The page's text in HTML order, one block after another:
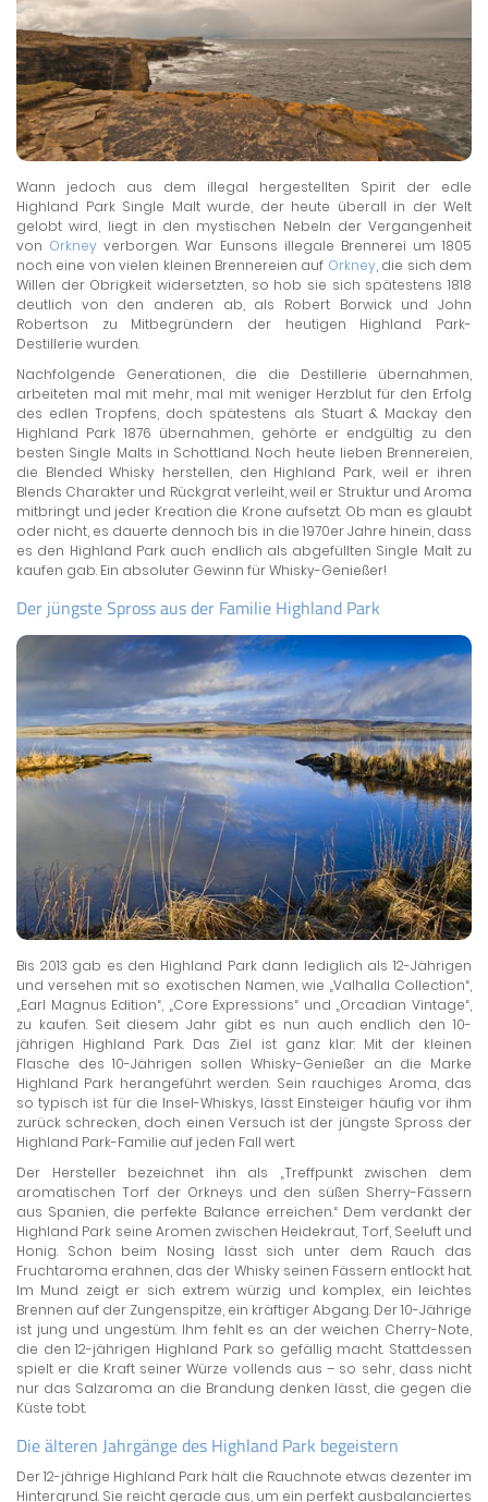
Wann jedoch aus dem illegal hergestellten Spirit der edle
Highland Park Single Malt wurde, der heute überall in der Welt
gelobt wird, liegt in den mystischen Nebeln der Vergangenheit
von Orkney verborgen. War Eunsons illegale Brennerei um 1805
noch eine von vielen kleinen Brennereien auf Orkney, die sich dem
Willen der Obrigkeit widersetzten, so hob sie sich spätestens 1818
deutlich von den anderen ab, als Robert Borwick und John
Robertson zu Mitbegründern der heutigen Highland Park-
Destillerie wurden.
Nachfolgende Generationen, die die Destillerie übernahmen,
arbeiteten mal mit mehr, mal mit weniger Herzblut für den Erfolg
des edlen Tropfens, doch spätestens als Stuart & Mackay den
Highland Park 1876 übernahmen, gehörte er endgültig zu den
besten Single Malts in Schottland. Noch heute lieben Brennereien,
die Blended Whisky herstellen, den Highland Park, weil er ihren
Blends Charakter und Rückgrat verleiht, weil er Struktur und Aroma
mitbringt und jeder Kreation die Krone aufsetzt. Ob man es glaubt
oder nicht, es dauerte dennoch bis in die 1970er Jahre hinein, dass
es den Highland Park auch endlich als abgefüllten Single Malt zu
kaufen gab. Ein absoluter Gewinn für Whisky-Genießer!
Der jüngste Spross aus der Familie Highland Park
Bis 2013 gab es den Highland Park dann lediglich als 12-Jährigen
und versehen mit so exotischen Namen, wie „Valhalla Collection“,
„Earl Magnus Edition“, „Core Expressions“ und „Orcadian Vintage“,
zu kaufen. Seit diesem Jahr gibt es nun auch endlich den 10-
jährigen Highland Park. Das Ziel ist ganz klar: Mit der kleinen
Flasche des 10-Jährigen sollen Whisky-Genießer an die Marke
Highland Park herangeführt werden. Sein rauchiges Aroma, das
so typisch ist für die Insel-Whiskys, lässt Einsteiger häufig vor ihm
zurück schrecken, doch einen Versuch ist der jüngste Spross der
Highland Park-Familie auf jeden Fall wert.
Der Hersteller bezeichnet ihn als „Treffpunkt zwischen dem
aromatischen Torf der Orkneys und den süßen Sherry-Fässern
aus Spanien, die perfekte Balance erreichen.“ Dem verdankt der
Highland Park seine Aromen zwischen Heidekraut, Torf, Seeluft und
Honig. Schon beim Nosing lässt sich unter dem Rauch das
Fruchtaroma erahnen, das der Whisky seinen Fässern entlockt hat.
Im Mund zeigt er sich extrem würzig und komplex, ein leichtes
Brennen auf der Zungenspitze, ein kräftiger Abgang. Der 10-Jährige
ist jung und ungestüm. Ihm fehlt es an der weichen Cherry-Note,
die den 12-jährigen Highland Park so gefällig macht. Stattdessen
spielt er die Kraft seiner Würze vollends aus – so sehr, dass nicht
nur das Salzaroma an die Brandung denken lässt, die gegen die
Küste tobt.
Die älteren Jahrgänge des Highland Park begeistern
Der 12-jährige Highland Park hält die Rauchnote etwas dezenter im
Hintergrund. Sie reicht gerade aus, um ein perfekt ausbalanciertes